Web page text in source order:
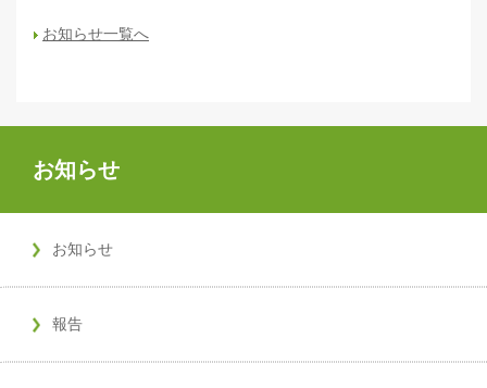
お知らせ一覧へ
お知らせ
お知らせ
報告